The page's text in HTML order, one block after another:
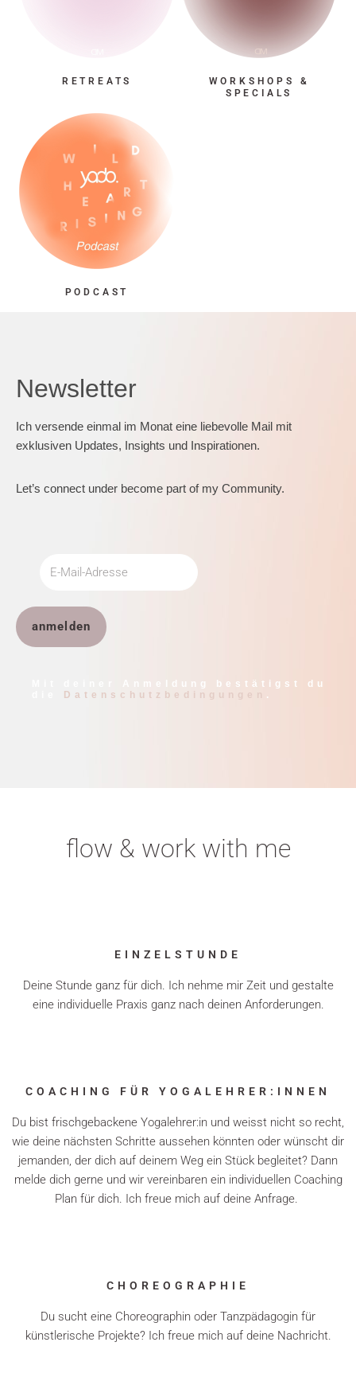
RETREATS
WORKSHOPS &
SPECIALS
PODCAST
Newsletter
Ich versende einmal im Monat eine liebevolle Mail mit
exklusiven Updates, Insights und Inspirationen.
Let’s connect under become part of my Community.
anmelden
Mit deiner Anmeldung bestätigst du
Datenschutzbedingungen .
flow & work with me
EINZELSTUNDE
Deine Stunde ganz für dich. Ich nehme mir Zeit und gestalte
eine individuelle Praxis ganz nach deinen Anforderungen.
COACHING FÜR YOGALEHRER:INNEN
Du bist frischgebackene Yogalehrer:in und weisst nicht so recht,
wie deine nächsten Schritte aussehen könnten oder wünscht dir
jemanden, der dich auf deinem Weg ein Stück begleitet? Dann
melde dich gerne und wir vereinbaren ein individuellen Coaching
Plan für dich. Ich freue mich auf deine Anfrage.
CHOREOGRAPHIE
Du sucht eine Choreographin oder Tanzpädagogin für
künstlerische Projekte? Ich freue mich auf deine Nachricht.